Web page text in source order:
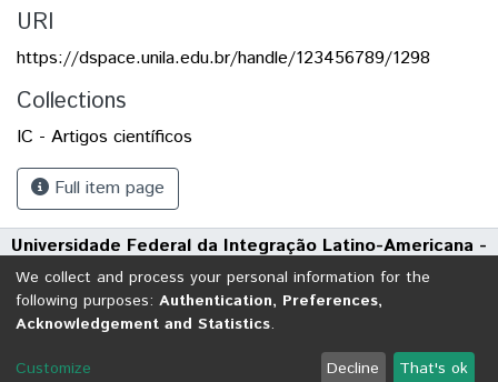
URI
https://dspace.unila.edu.br/handle/123456789/1298
Collections
IC - Artigos científicos
Full item page
Universidade Federal da Integração Latino-Americana -
UNILA
Avenida Tarquínio Joslin dos Santos, 1000 - Polo Universitário
CEP: 85870-650 | Foz do Iguaçu - Paraná
DSpace software
copyright © 2002-2026 LYRASIS
We collect and process your personal information for the
following purposes: Authentication, Preferences,
Acknowledgement and Statistics.
Customize Decline That's ok